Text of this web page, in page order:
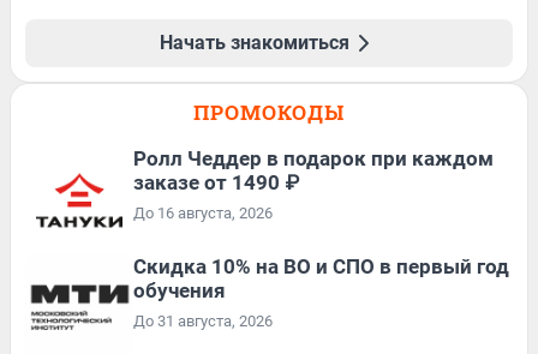
Начать знакомиться
ПРОМОКОДЫ
Ролл Чеддер в подарок при каждом
заказе от 1490 ₽
До 16 августа, 2026
Скидка 10% на ВО и СПО в первый год
обучения
До 31 августа, 2026